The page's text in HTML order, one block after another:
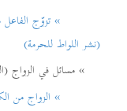
» تزوّج الفاعل من
(نشر اللواط للحرمة)
» مسائل في الزواج
» الزواج من